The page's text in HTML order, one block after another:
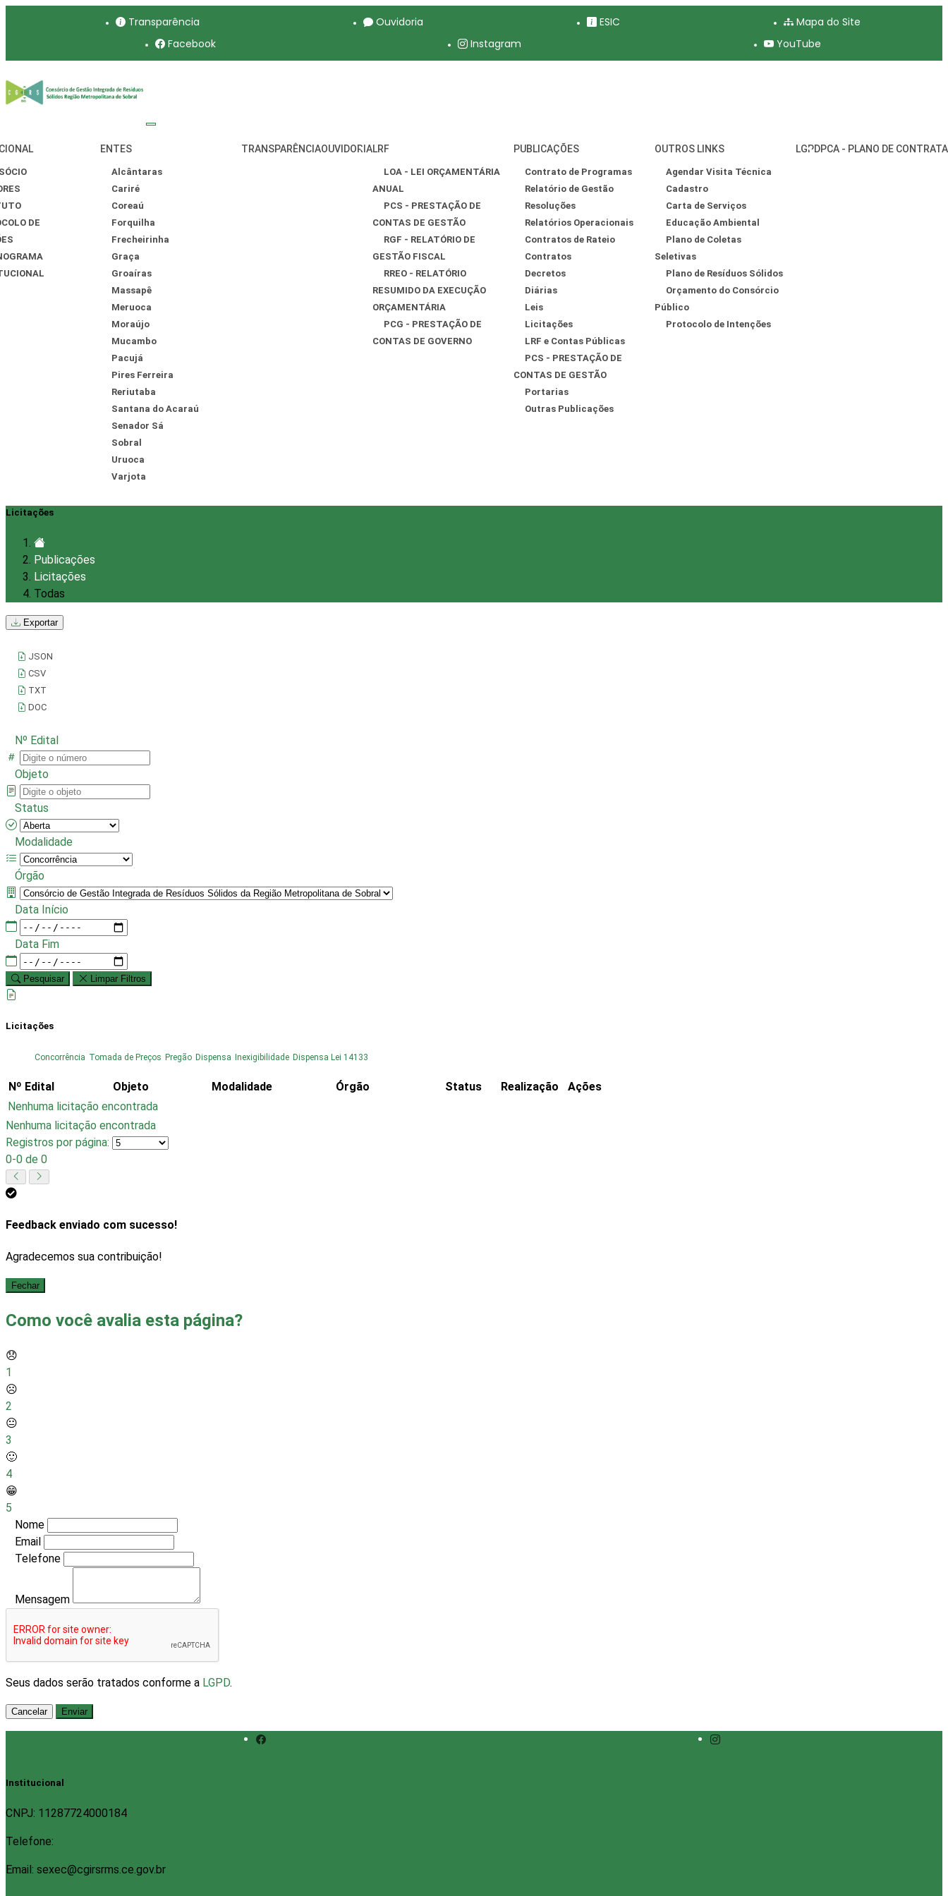
Transparência Ouvidoria ESIC
Mapa do Site
Facebook
Instagram YouTube
DE
ENTES
Alcântaras
Cariré
Coreaú
Forquilha
Frecheirinha
Graça
Groaíras
Massapê
Meruoca
Moraújo
Mucambo
Pacujá
Pires Ferreira
Reriutaba
Santana do Acaraú
Senador Sá
Sobral
Uruoca
Varjota
TRANSPARÊNCIAOUVIDORIALRF
LOA - LEI ORÇAMENTÁRIA
ANUAL
PCS - PRESTAÇÃO DE
CONTAS DE GESTÃO
RGF - RELATÓRIO DE
GESTÃO FISCAL
RREO - RELATÓRIO
RESUMIDO DA EXECUÇÃO
ORÇAMENTÁRIA
PCG - PRESTAÇÃO DE
CONTAS DE GOVERNO
PUBLICAÇÕES
Contrato de Programas
Relatório de Gestão
Resoluções
Relatórios Operacionais
Contratos de Rateio
Contratos
Decretos
Diárias
Leis
Licitações
LRF e Contas Públicas
PCS - PRESTAÇÃO DE
CONTAS DE GESTÃO
Portarias
Outras Publicações
OUTROS LINKS
Agendar Visita Técnica
Cadastro
Carta de Serviços
Educação Ambiental
Plano de Coletas
Seletivas
Plano de Resíduos Sólidos
Orçamento do Consórcio
Público
Protocolo de Intenções
LGPDPCA - PLANO DE
Licitações
Publicações
Licitações
Todas
Exportar
JSON
CSV
TXT
DOC
Nº Edital
Objeto
Status
Modalidade
Órgão
Data Início
Data Fim
Pesquisar Limpar Filtros
Licitações
Concorrência Tomada de Preços Pregão Dispensa Inexigibilidade Dispensa Lei 14133
Nº Edital Objeto Modalidade Órgão Status Realização
Ações
Nenhuma licitação encontrada
Nenhuma licitação encontrada
Registros por página:
0-0 de 0
Feedback enviado com sucesso!
Agradecemos sua contribuição!
Fechar
Como você avalia esta página?
😞
1
☹️
2
😐
3
🙂
4
😁
5
Nome
Email
Telefone
Mensagem
Seus dados serão tratados conforme a LGPD.
Cancelar Enviar
Institucional
CNPJ: 11287724000184
Telefone:
Email: sexec@cgirsrms.ce.gov.br